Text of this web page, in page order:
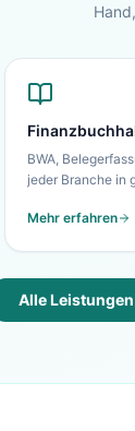
BWA,
jeder Branche in
Mehr erfahren
Alle